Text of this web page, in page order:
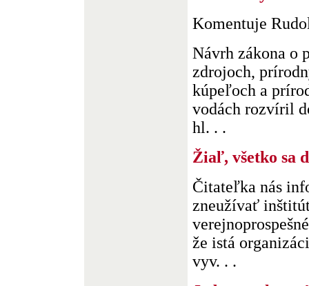
Komentuje
Návrh zákona o
zdrojoch,
kúpeľoch a
vodách rozvíril
hl. . .
Žiaľ, všetko sa
Čitateľka nás
zneužívať
že istá
vyv. . .